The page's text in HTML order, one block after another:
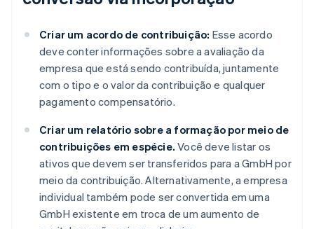
Criar um acordo de contribuição: Esse acordo
deve conter informações sobre a avaliação da
empresa que está sendo contribuída, juntamente
com o tipo e o valor da contribuição e qualquer
pagamento compensatório.
Criar um relatório sobre a formação por meio de
contribuições em espécie. Você deve listar os
ativos que devem ser transferidos para a GmbH por
meio da contribuição. Alternativamente, a empresa
individual também pode ser convertida em uma
GmbH existente em troca de um aumento de